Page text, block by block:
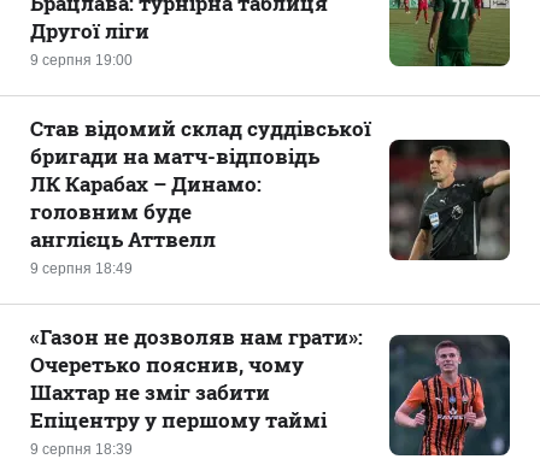
9 серпня 19:00
Другої ліги
9 серпня 18:49
Став відомий склад суддівської
бригади на матч-відповідь
ЛК Карабах – Динамо:
головним буде
англієць Аттвелл
9 серпня 18:39
«Газон не дозволяв нам грати»:
Очеретько пояснив, чому
Шахтар не зміг забити
Епіцентру у першому таймі